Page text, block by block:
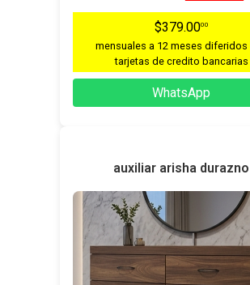
$379.0000
mensuales a 12 meses diferidos
tarjetas de credito bancarias
WhatsApp
auxiliar arisha durazno